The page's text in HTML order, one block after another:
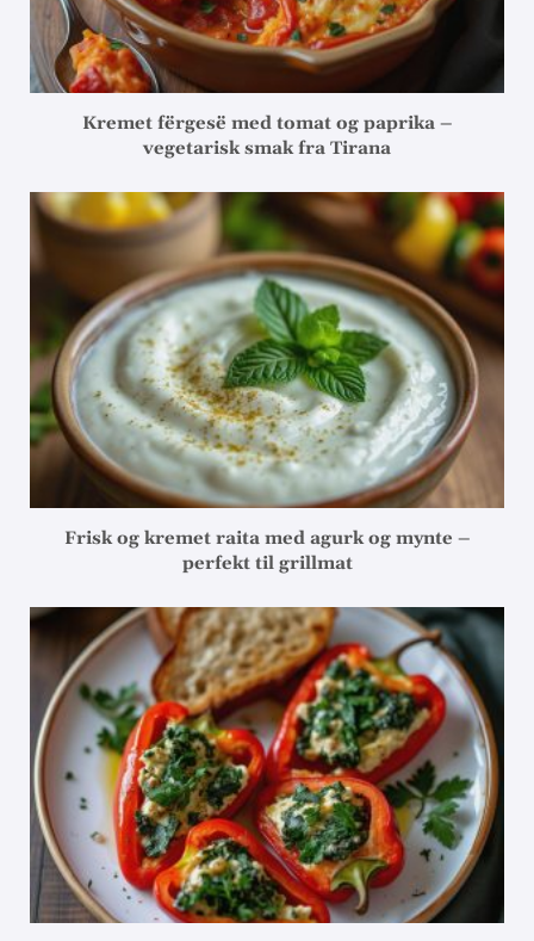
Kremet fërgesë med tomat og paprika –
vegetarisk smak fra Tirana
Frisk og kremet raita med agurk og mynte –
perfekt til grillmat